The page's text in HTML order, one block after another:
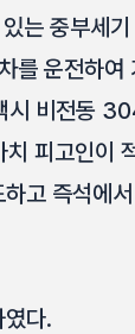
는 중부세기
를 운전하여
시 비전동
피고인이
하고 즉석에
다.